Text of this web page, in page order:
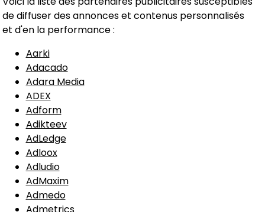
de diffuser des annonces et contenus personnalisés
et d'en la performance :
Aarki
Adacado
Adara Media
ADEX
Adform
Adikteev
AdLedge
Adloox
Adludio
AdMaxim
Admedo